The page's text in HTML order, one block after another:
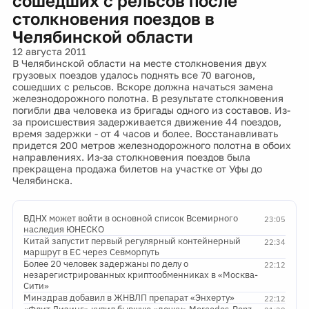
столкновения поездов в
Челябинской области
12 августа 2011
В Челябинской области на месте столкновения двух
грузовых поездов удалось поднять все 70 вагонов,
сошедших с рельсов. Вскоре должна начаться замена
железнодорожного полотна. В результате столкновения
погибли два человека из бригады одного из составов. Из-
за происшествия задерживается движение 44 поездов,
время задержки - от 4 часов и более. Восстанавливать
придется 200 метров железнодорожного полотна в обоих
направлениях. Из-за столкновения поездов была
прекращена продажа билетов на участке от Уфы до
Челябинска.
23:05
ВДНХ может войти в основной список Всемирного
наследия ЮНЕСКО
22:34
Китай запустит первый регулярный контейнерный
маршрут в ЕС через Севморпуть
22:12
Более 20 человек задержаны по делу о
незарегистрированных криптообменниках в «Москва-
Сити»
22:12
Минздрав добавил в ЖНВЛП препарат «Энхерту»